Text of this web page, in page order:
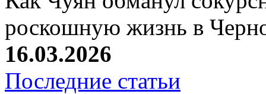
роскошную жизнь в
16.03.2026
Последние статьи